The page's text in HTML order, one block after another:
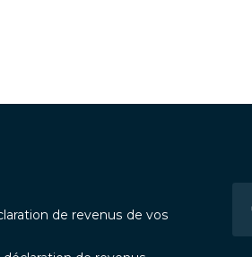
de revenus de vos